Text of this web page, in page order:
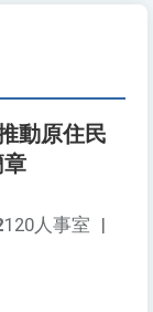
動原住民
120人事室 |